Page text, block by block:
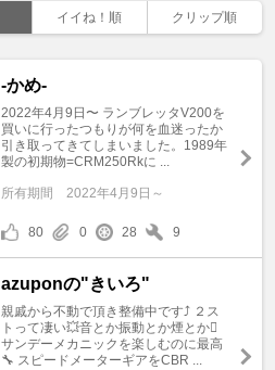
イイね！順 クリップ順
-かめ-
2022年4月9日〜 ランブレッタV200を
買いに行ったつもりが何を血迷ったか
引き取ってきてしまいました。1989年
製の初期物=CRM250Rkに ...
所有期間 2022年4月9日～
80 0 28 9
azuponの"きいろ"
親戚から不動で頂き整備中です⤴️ ２ス
トって凄い💥音とか振動とか煙とか🫈
サンデーメカニックを楽しむのに最高
🔧 スピードメーターギアをCBR ...